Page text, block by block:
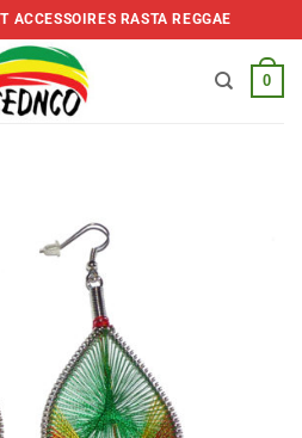
ACCESSOIRES RASTA REGGAE
0